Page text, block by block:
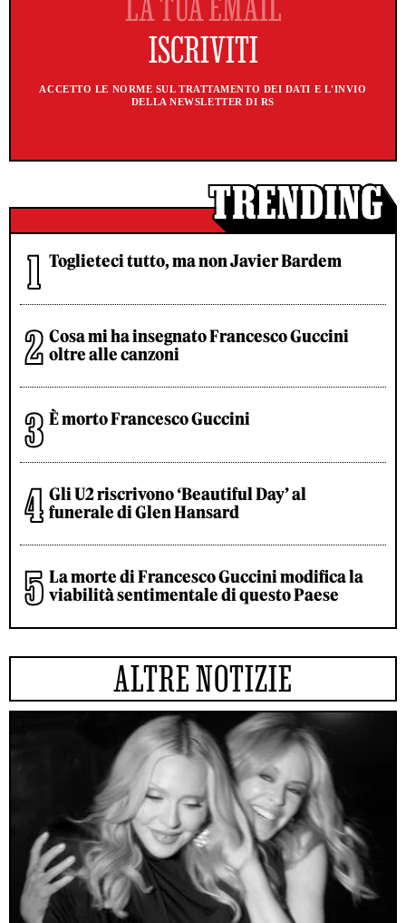
ACCETTO LE NORME SUL TRATTAMENTO DEI DATI E L'INVIO
DELLA NEWSLETTER DI RS
Toglieteci tutto, ma non Javier Bardem
Cosa mi ha insegnato Francesco Guccini
oltre alle canzoni
È morto Francesco Guccini
Gli U2 riscrivono ‘Beautiful Day’ al
funerale di Glen Hansard
La morte di Francesco Guccini modifica la
viabilità sentimentale di questo Paese
ALTRE NOTIZIE